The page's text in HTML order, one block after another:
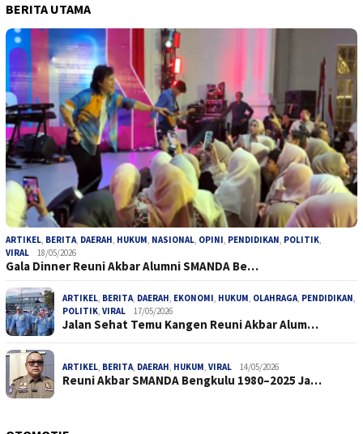
BERITA UTAMA
ARTIKEL, BERITA, DAERAH, HUKUM, NASIONAL, OPINI, PENDIDIKAN, POLITIK,
VIRAL
18/05/2026
Gala Dinner Reuni Akbar Alumni SMANDA Be…
ARTIKEL, BERITA, DAERAH, EKONOMI, HUKUM, OLAHRAGA, PENDIDIKAN,
POLITIK, VIRAL 17/05/2026
Jalan Sehat Temu Kangen Reuni Akbar Alum…
ARTIKEL, BERITA, DAERAH, HUKUM, VIRAL 14/05/2026
Reuni Akbar SMANDA Bengkulu 1980–2025 Ja…